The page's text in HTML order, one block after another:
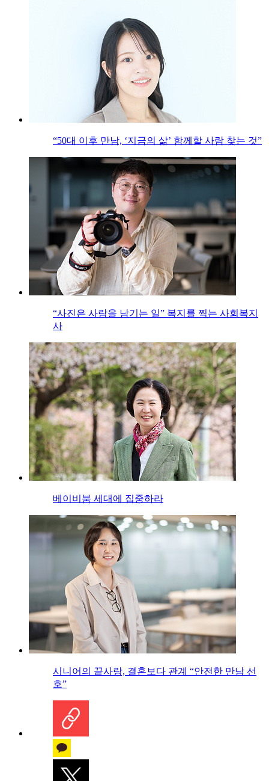
“50대 이후 만남, ‘지금의 삶’ 함께할 사람 찾는 것”
“사진은 사람을 남기는 일” 복지를 찍는 사회복지
사
베이비붐 세대에 집중하라
시니어의 끝사랑, 결혼보다 관계 “안전한 만남 선
호”